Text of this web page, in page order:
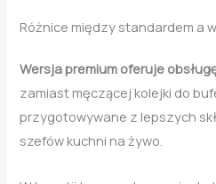
Różnice między standardem a
Wersja premium oferuje
zamiast męczącej kolejki do
przygotowywane z lepszych
szefów kuchni na żywo.